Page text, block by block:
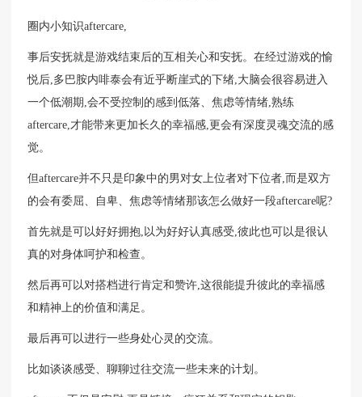
圈内小知识aftercare,
事后安抚就是游戏结束后的互相关心和安抚。在经过游戏的愉
悦后,多巴胺内啡泰会有近乎断崖式的下绪,大脑会很容易进入
一个低潮期,会不受控制的感到低落、焦虑等情绪,熟练
aftercare,才能带来更加长久的幸福感,更会有深度灵魂交流的感
觉。
但aftercare并不只是印象中的男对女上位者对下位者,而是双方
的会有委屈、自卑、焦虑等情绪那该怎么做好一段aftercare呢?
首先就是可以好好拥抱,以为好好认真感受,彼此也可以是很认
真的对身体呵护和检查。
然后再可以对搭档进行肯定和赞许,这很能提升彼此的幸福感
和精神上的价值和满足。
最后再可以进行一些身处心灵的交流。
比如谈谈感受、聊聊过往交流一些未来的计划。